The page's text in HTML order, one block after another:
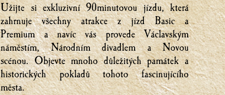
Užijte si exkluzivní 90minutovou jízdu, která
zahrnuje všechny atrakce z jízd Basic a
Premium a navíc vás provede Václavským
náměstím, Národním divadlem a Novou
scénou. Objevte mnoho důležitých památek a
historických pokladů tohoto fascinujícího
města.